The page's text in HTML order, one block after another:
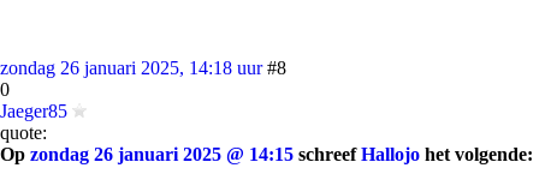
zondag 26 januari 2025, 14:18 uur #8
0
Jaeger85
quote:
Op zondag 26 januari 2025 @ 14:15 schreefHallojo het volgende: